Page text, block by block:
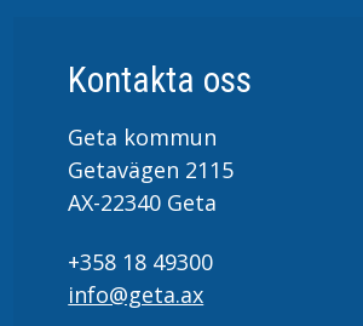
Kontakta oss
Geta kommun
Getavägen 2115
AX-22340 Geta
+358 18 49300
info@geta.ax